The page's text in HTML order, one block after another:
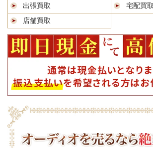
出張買取
宅配買取
店舗買取